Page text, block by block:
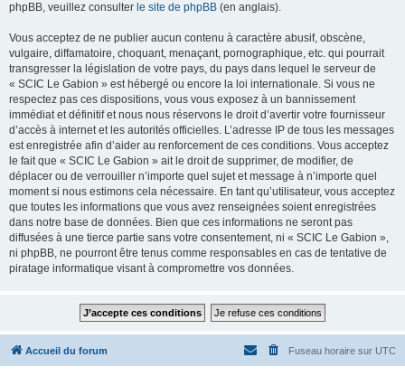
phpBB, veuillez consulter le site de phpBB (en anglais).
Vous acceptez de ne publier aucun contenu à caractère abusif, obscène,
vulgaire, diffamatoire, choquant, menaçant, pornographique, etc. qui pourrait
transgresser la législation de votre pays, du pays dans lequel le serveur de
« SCIC Le Gabion » est hébergé ou encore la loi internationale. Si vous ne
respectez pas ces dispositions, vous vous exposez à un bannissement
immédiat et définitif et nous nous réservons le droit d’avertir votre fournisseur
d’accès à internet et les autorités officielles. L’adresse IP de tous les messages
est enregistrée afin d’aider au renforcement de ces conditions. Vous acceptez
le fait que « SCIC Le Gabion » ait le droit de supprimer, de modifier, de
déplacer ou de verrouiller n’importe quel sujet et message à n’importe quel
moment si nous estimons cela nécessaire. En tant qu’utilisateur, vous acceptez
que toutes les informations que vous avez renseignées soient enregistrées
dans notre base de données. Bien que ces informations ne seront pas
diffusées à une tierce partie sans votre consentement, ni « SCIC Le Gabion »,
ni phpBB, ne pourront être tenus comme responsables en cas de tentative de
piratage informatique visant à compromettre vos données.
Accueil du forum Fuseau horaire sur UTC